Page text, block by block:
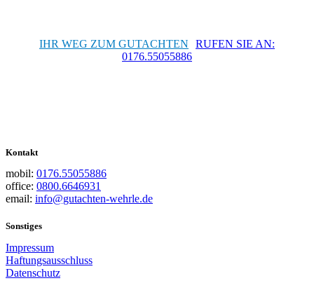
IHR WEG ZUM GUTACHTEN
RUFEN SIE AN:
0176.55055886
Kontakt
mobil: 0176.55055886
office: 0800.6646931
email: info@gutachten-wehrle.de
Sonstiges
Impressum
Haftungsausschluss
Datenschutz